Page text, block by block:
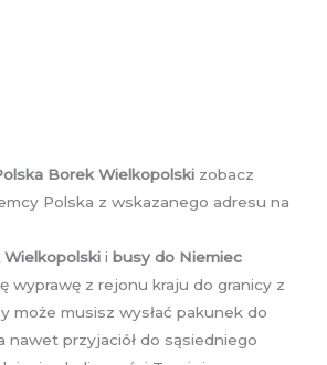
Borek Wielkopolski zobacz
Polska z wskazanego adresu na
i busy do Niemiec
wyprawę z rejonu kraju do granicy z
może musisz wysłać pakunek do
nawet przyjaciół do sąsiedniego